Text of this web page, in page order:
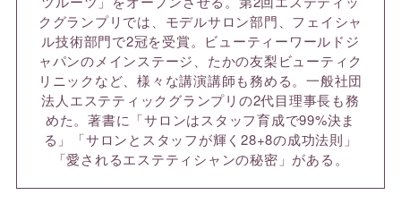
クグランプリでは、モデルサロン部門、フェイシャ
ル技術部門で2冠を受賞。ビューティーワールドジ
ャパンのメインステージ、たかの友梨ビューティク
リニックなど、様々な講演講師も務める。一般社団
法人エステティックグランプリの2代目理事長も務
めた。著書に「サロンはスタッフ育成で99%決ま
る」「サロンとスタッフが輝く28+8の成功法則」
「愛されるエステティシャンの秘密」がある。